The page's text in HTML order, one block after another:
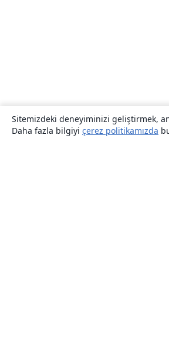
Sitemizdeki deneyiminizi geliştirmek,
Daha fazla bilgiyi çerez politikamızda